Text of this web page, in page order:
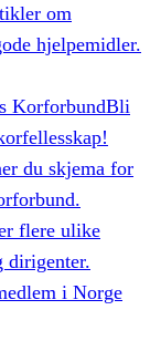
om
hjelpemidler.
KorforbundBli
du skjema for
flere ulike
dirigenter.
i Norge